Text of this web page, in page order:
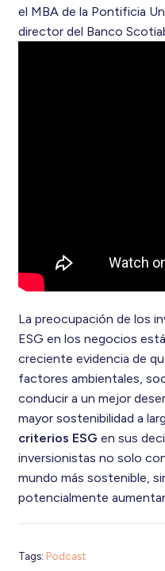
el MBA de la Pontificia
director del Banco
La preocupación de los
ESG en los negocios
creciente evidencia de
factores ambientales,
conducir a un mejor
mayor sostenibilidad a
criterios ESG en sus
inversionistas no solo
mundo más sostenible,
potencialmente
Tags: Podcast